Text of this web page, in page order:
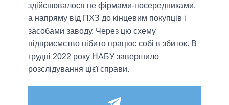
здійснювалося не фірмами-посередниками,
а напряму від ПХЗ до кінцевим покупців і
засобами заводу. Через цю схему
підприємство нібито працює собі в збиток. В
грудні 2022 року НАБУ завершило
розслідування цієї справи.